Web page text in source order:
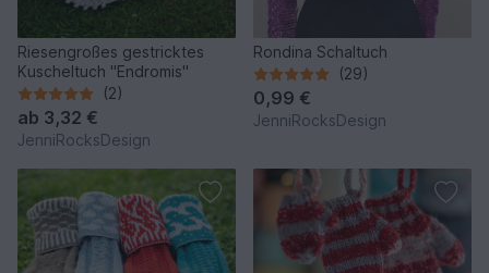
Riesengroßes gestricktes
Kuscheltuch "Endromis"
(2)
ab 3,32 €
JenniRocksDesign
Rondina Schaltuch
(29)
0,99 €
JenniRocksDesign